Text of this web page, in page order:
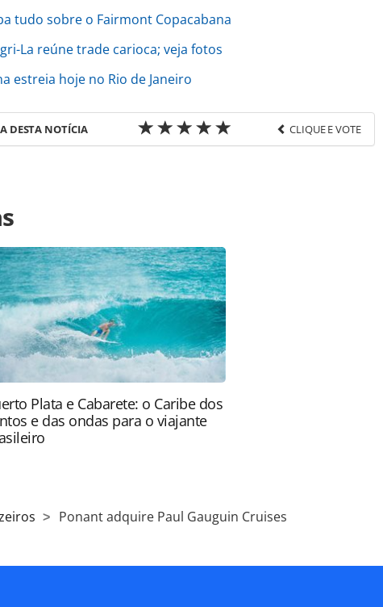
tudo sobre o Fairmont Copacabana
La reúne trade carioca; veja fotos
estreia hoje no Rio de Janeiro
DESTA NOTÍCIA CLIQUE E VOTE
mercado/cruzeiros/2019/08/ponant-adquire-paul-
ou as ferramentas oferecidas na página. Todo o conteúdo
Editora é protegido pela legislação brasileira sobre direito
sem autorização da PANROTAS Editora
Plata e Cabarete: o Caribe dos
e das ondas para o viajante
Ponant adquire Paul Gauguin Cruises